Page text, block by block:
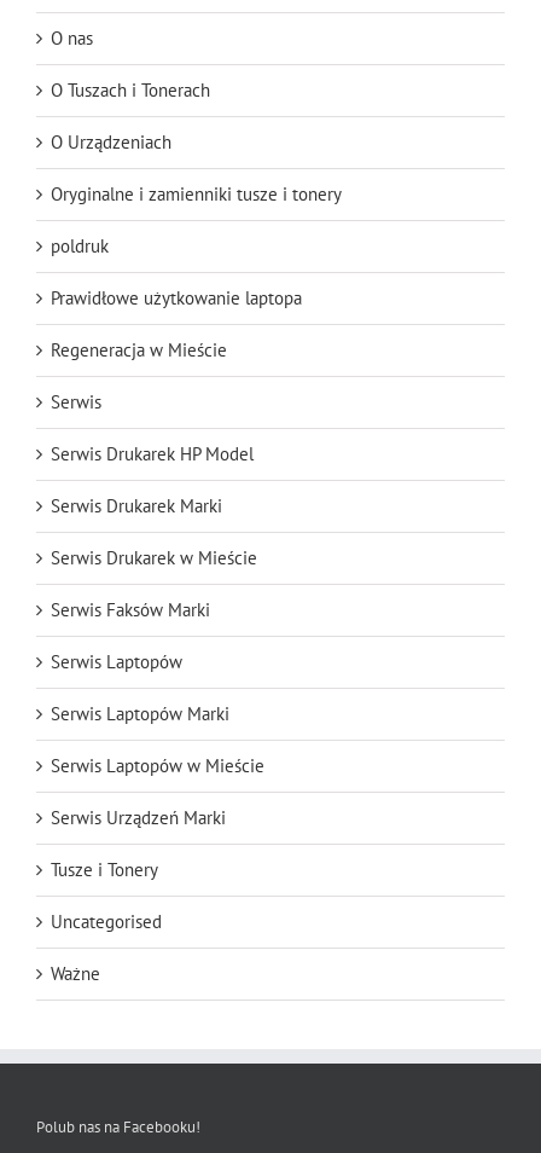
O nas
O Tuszach i Tonerach
O Urządzeniach
Oryginalne i zamienniki tusze i tonery
poldruk
Prawidłowe użytkowanie laptopa
Regeneracja w Mieście
Serwis
Serwis Drukarek HP Model
Serwis Drukarek Marki
Serwis Drukarek w Mieście
Serwis Faksów Marki
Serwis Laptopów
Serwis Laptopów Marki
Serwis Laptopów w Mieście
Serwis Urządzeń Marki
Tusze i Tonery
Uncategorised
Ważne
Polub nas na Facebooku!